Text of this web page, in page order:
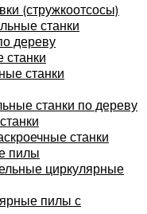
(стружкоотсосы)
станки
дереву
станки
станки по дереву
станки
пилы
циркулярные
пилы с